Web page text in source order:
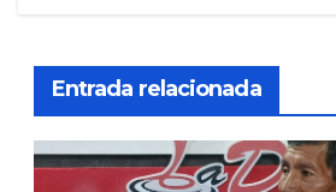
Entrada relacionada